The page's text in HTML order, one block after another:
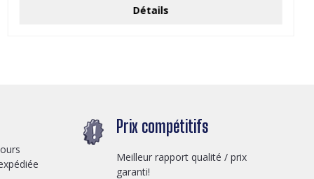
Détails
Prix compétitifs
Meilleur rapport qualité / prix
garanti!